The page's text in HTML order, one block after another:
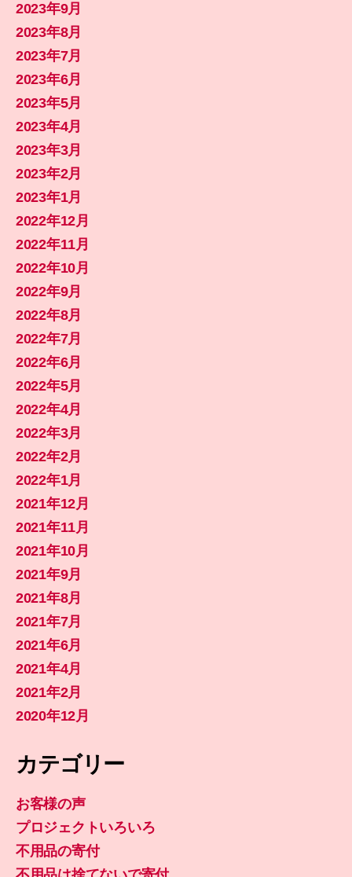
2023年9月
2023年8月
2023年7月
2023年6月
2023年5月
2023年4月
2023年3月
2023年2月
2023年1月
2022年12月
2022年11月
2022年10月
2022年9月
2022年8月
2022年7月
2022年6月
2022年5月
2022年4月
2022年3月
2022年2月
2022年1月
2021年12月
2021年11月
2021年10月
2021年9月
2021年8月
2021年7月
2021年6月
2021年4月
2021年2月
2020年12月
カテゴリー
お客様の声
プロジェクトいろいろ
不用品の寄付